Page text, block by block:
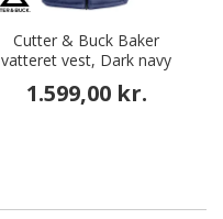
Cutter & Buck Baker
vatteret vest, Dark navy
1.599,00 kr.